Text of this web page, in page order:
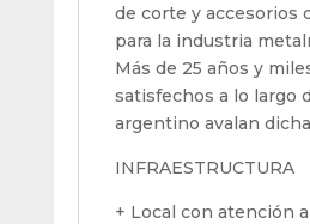
de corte y accesorios
para la industria
Más de 25 años y
satisfechos a lo largo
argentino avalan
INFRAESTRUCTURA
+ Local con atención